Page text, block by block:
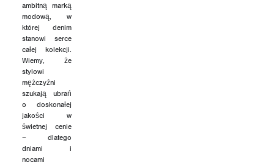
ambitną marką
modową, w
której denim
stanowi serce
całej kolekcji.
Wiemy, że
stylowi
mężczyźni
szukają ubrań
o doskonałej
jakości w
świetnej cenie
– dlatego
dniami i
nocami